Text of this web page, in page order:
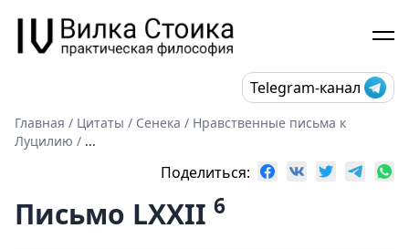
Telegram-канал
Главная / Цитаты / Сенека / Нравственные письма к
Луцилию / ...
Поделиться:
Письмо LXXII 6